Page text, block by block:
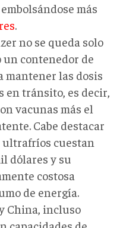
más
.
no se queda solo
un contenedor de
mantener las dosis
en tránsito, es decir,
vacunas más el
Cabe destacar
ultrafríos cuestan
dólares y su
costosa
de energía.
China, incluso